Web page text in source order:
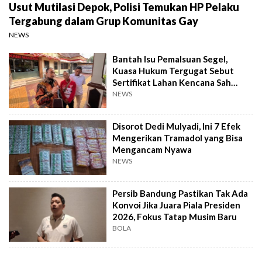
Usut Mutilasi Depok, Polisi Temukan HP Pelaku
Tergabung dalam Grup Komunitas Gay
NEWS
Bantah Isu Pemalsuan Segel,
Kuasa Hukum Tergugat Sebut
Sertifikat Lahan Kencana Sah
Lewat PTSL
NEWS
Disorot Dedi Mulyadi, Ini 7 Efek
Mengerikan Tramadol yang Bisa
Mengancam Nyawa
NEWS
Persib Bandung Pastikan Tak Ada
Konvoi Jika Juara Piala Presiden
2026, Fokus Tatap Musim Baru
BOLA